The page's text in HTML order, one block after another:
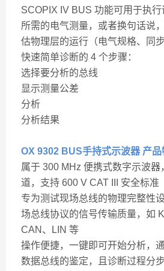
SCOPIX IV BUS 功能可用于执
所需的电气测量，或者换句话说
估物理层的运行（电气规格、同步
快速简单诊断的 4 个步骤：
选择要分析的总线
显示测量公差
分析
分析结果
OX 9302 BUS手持式示波器 产品
属于 300 MHz 便携式数字示波器
道，支持 600 V CAT III 安全标准
专为测试现场总线的物理完整性
场总线协议的信号传输质量，如
CAN、LIN 等
操作便捷，一键即可开始分析，
数据总线的鉴定，且诊断过程分